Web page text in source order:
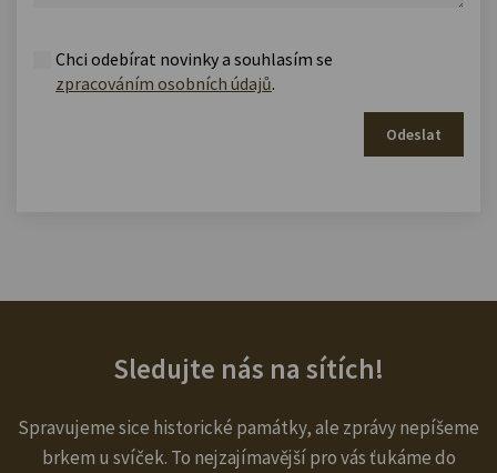
Chci odebírat novinky a souhlasím se
zpracováním osobních údajů.
Odeslat
Sledujte nás na sítích!
Spravujeme sice historické památky, ale zprávy nepíšeme
brkem u svíček. To nejzajímavější pro vás ťukáme do